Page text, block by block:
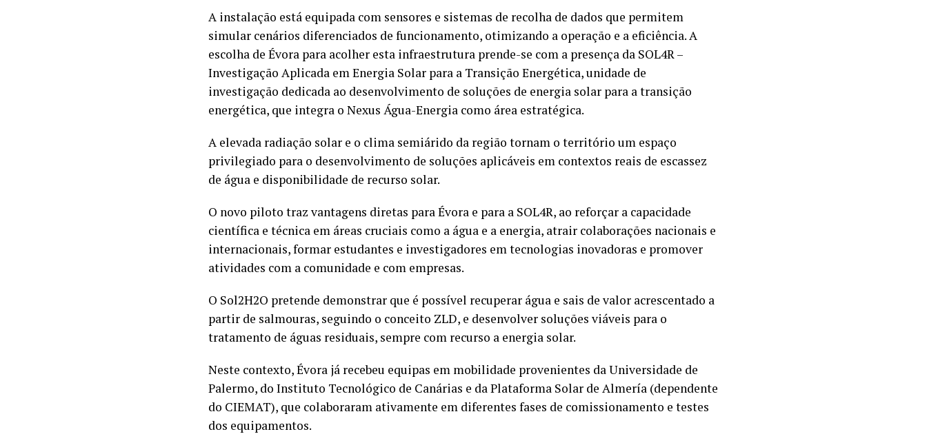
A instalação está equipada com sensores e sistemas de recolha de dados que permitem
simular cenários diferenciados de funcionamento, otimizando a operação e a eficiência. A
escolha de Évora para acolher esta infraestrutura prende-se com a presença da SOL4R –
Investigação Aplicada em Energia Solar para a Transição Energética, unidade de
investigação dedicada ao desenvolvimento de soluções de energia solar para a transição
energética, que integra o Nexus Água-Energia como área estratégica.
A elevada radiação solar e o clima semiárido da região tornam o território um espaço
privilegiado para o desenvolvimento de soluções aplicáveis em contextos reais de escassez
de água e disponibilidade de recurso solar.
O novo piloto traz vantagens diretas para Évora e para a SOL4R, ao reforçar a capacidade
científica e técnica em áreas cruciais como a água e a energia, atrair colaborações nacionais e
internacionais, formar estudantes e investigadores em tecnologias inovadoras e promover
atividades com a comunidade e com empresas.
O Sol2H2O pretende demonstrar que é possível recuperar água e sais de valor acrescentado a
partir de salmouras, seguindo o conceito ZLD, e desenvolver soluções viáveis para o
tratamento de águas residuais, sempre com recurso a energia solar.
Neste contexto, Évora já recebeu equipas em mobilidade provenientes da Universidade de
Palermo, do Instituto Tecnológico de Canárias e da Plataforma Solar de Almería (dependente
do CIEMAT), que colaboraram ativamente em diferentes fases de comissionamento e testes
dos equipamentos.